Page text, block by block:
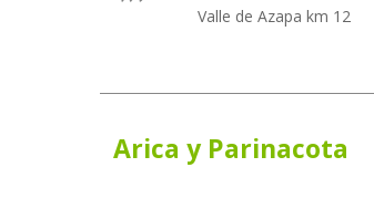
Valle de Azapa km 12
Arica y Parinacota